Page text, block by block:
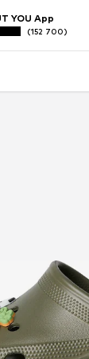
YOU App
(152 700)